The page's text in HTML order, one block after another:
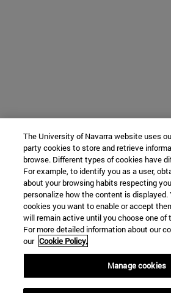
The University of Navarra website uses
party cookies to store and retrieve
browse. Different types of cookies have
For example, to identify you as a user,
about your browsing habits respecting
personalize how the content is
cookies you want to enable or accept
will remain active until you choose one of
For more detailed information about our
our Cookie Policy.
Manage cookies